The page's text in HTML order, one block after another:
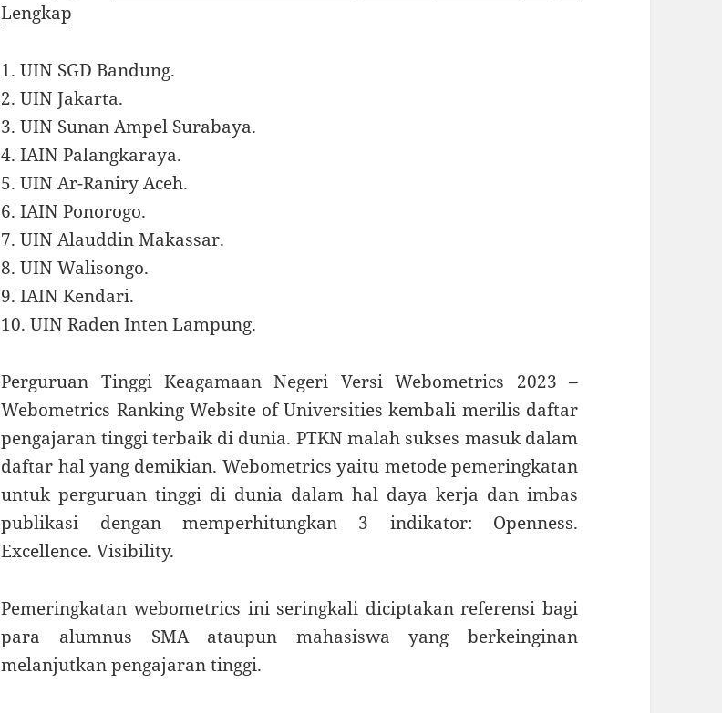
Lengkap
1. UIN SGD Bandung.
2. UIN Jakarta.
3. UIN Sunan Ampel Surabaya.
4. IAIN Palangkaraya.
5. UIN Ar-Raniry Aceh.
6. IAIN Ponorogo.
7. UIN Alauddin Makassar.
8. UIN Walisongo.
9. IAIN Kendari.
10. UIN Raden Inten Lampung.
Perguruan Tinggi Keagamaan Negeri Versi Webometrics 2023 –
Webometrics Ranking Website of Universities kembali merilis daftar
pengajaran tinggi terbaik di dunia. PTKN malah sukses masuk dalam
daftar hal yang demikian. Webometrics yaitu metode pemeringkatan
untuk perguruan tinggi di dunia dalam hal daya kerja dan imbas
publikasi dengan memperhitungkan 3 indikator: Openness.
Excellence. Visibility.
Pemeringkatan webometrics ini seringkali diciptakan referensi bagi
para alumnus SMA ataupun mahasiswa yang berkeinginan
melanjutkan pengajaran tinggi.